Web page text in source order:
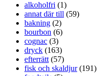
alkoholfri (1)
annat där till (59)
bakning (2)
bourbon (6)
cognac (3)
dryck (163)
efterrätt (57)
fisk och skaldjur(191)